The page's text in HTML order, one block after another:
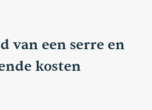
van een serre en
kosten